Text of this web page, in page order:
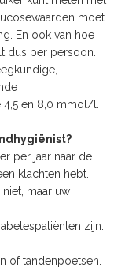
moet
En ook van hoe
dus per persoon.
4,5 en 8,0 mmol/l.
per jaar naar de
klachten hebt.
maar uw
zijn:
of tandenpoetsen.